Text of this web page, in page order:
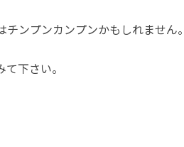
ンプンカンプンかもしれません。
下さい。